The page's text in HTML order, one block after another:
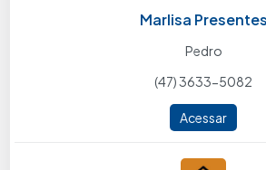
Marlisa Presentes
Pedro
(47) 3633-5082
Acessar